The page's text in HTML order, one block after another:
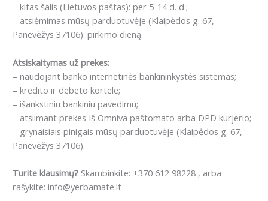
– kitas šalis (Lietuvos paštas): per 5-14 d. d.;
– atsiėmimas mūsų parduotuvėje (Klaipėdos g. 67,
Panevėžys 37106): pirkimo dieną.
Atsiskaitymas už prekes:
– naudojant banko internetinės bankininkystės sistemas;
– kredito ir debeto kortele;
– išankstiniu bankiniu pavedimu;
– atsiimant prekes Iš Omniva paštomato arba DPD kurjerio;
– grynaisiais pinigais mūsų parduotuvėje (Klaipėdos g. 67,
Panevėžys 37106).
Turite klausimų? Skambinkite: +370 612 98228 , arba
rašykite: info@yerbamate.lt